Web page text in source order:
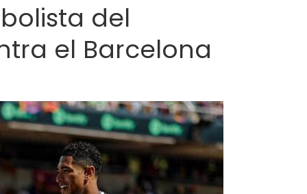
del
el Barcelona